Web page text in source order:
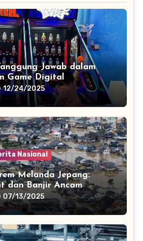
Jawab dalam
Game Digital
12/24/2025
Nasional
Melanda Jepang:
dan Banjir Ancam
07/13/2025